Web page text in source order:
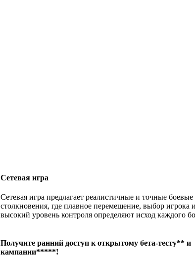
Сетевая игра
Сетевая игра предлагает реалистичные и точные боевые
столкновения, где плавное перемещение, выбор игрока
высокий уровень контроля определяют исход каждого
Получите ранний доступ к открытому бета-тесту** и
кампании*****!